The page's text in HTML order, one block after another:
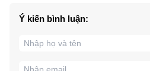
Ý kiến bình luận: